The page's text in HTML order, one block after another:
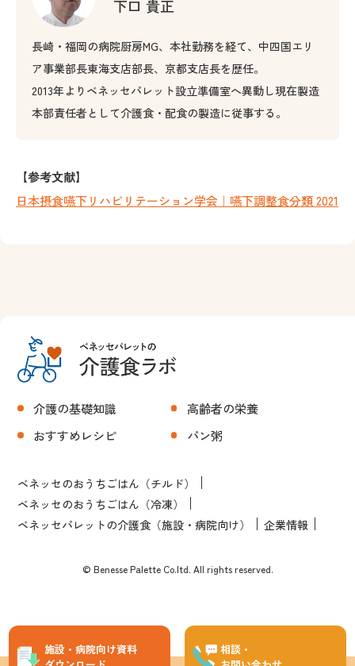
下口 貴正
長崎・福岡の病院厨房MG、本社勤務を経て、中四国エリ
ア事業部長東海支店部長、京都支店長を歴任。
2013年よりベネッセパレット設立準備室へ異動し現在製造
本部責任者として介護食・配食の製造に従事する。
【参考文献】
日本摂食嚥下リハビリテーション学会｜嚥下調整食分類 2021
施設・病院向け資料
相談・
介護の基礎知識
高齢者の栄養
おすすめレシピ
パン粥
ベネッセのおうちごはん（チルド）
ベネッセのおうちごはん（冷凍）
ベネッセパレットの介護食（施設・病院向け）
企業情報
© Benesse Palette Co.ltd. All rights reserved.